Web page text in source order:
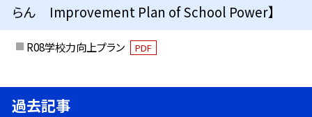
らん Improvement Plan of School Power】
R08学校力向上プラン PDF
過去記事